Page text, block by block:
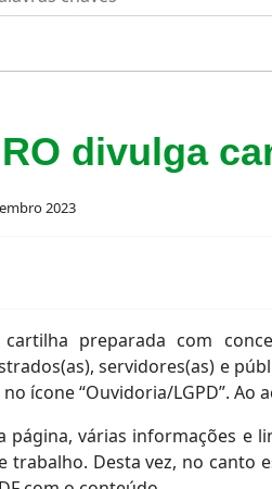
divulga
2023
cartilha preparada com
servidores(as) e
ícone “Ouvidoria/LGPD”.
página, várias informações e
trabalho. Desta vez, no canto